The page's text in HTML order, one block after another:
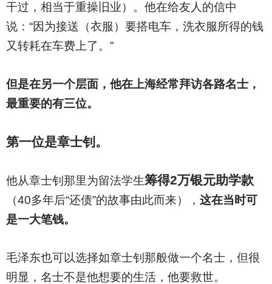
干过，相当于重操旧业）。他在给友人的信中
说：“因为接送（衣服）要搭电车，洗衣服所得的钱
又转耗在车费上了。”
但是在另一个层面，他在上海经常拜访各路名士，
最重要的有三位。
第一位是章士钊。
他从章士钊那里为留法学生筹得2万银元助学款
（40多年后“还债”的故事由此而来）， 这在当时可
是一大笔钱。
毛泽东也可以选择如章士钊那般做一个名士，但很
明显，名士不是他想要的生活，他要救世。